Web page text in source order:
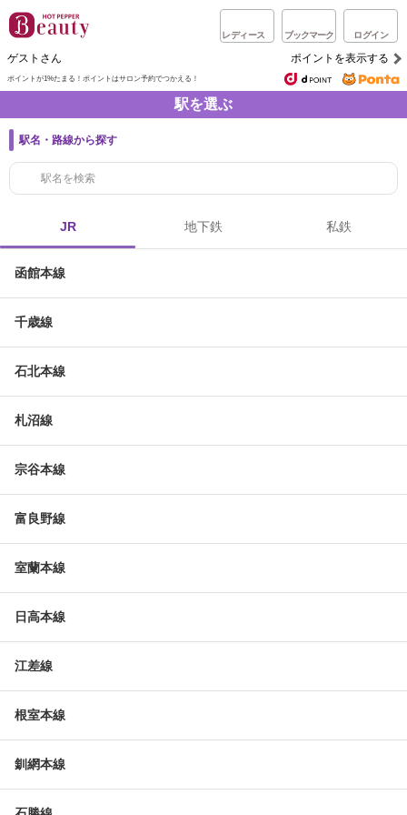
レディース ブックマーク ログイン
ゲストさん ポイントを表示する
ポイントが1%たまる！ ポイントはサロン予約でつかえる！
駅を選ぶ
駅名・路線から探す
JR 地下鉄 私鉄
函館本線
千歳線
石北本線
札沼線
宗谷本線
富良野線
室蘭本線
日高本線
江差線
根室本線
釧網本線